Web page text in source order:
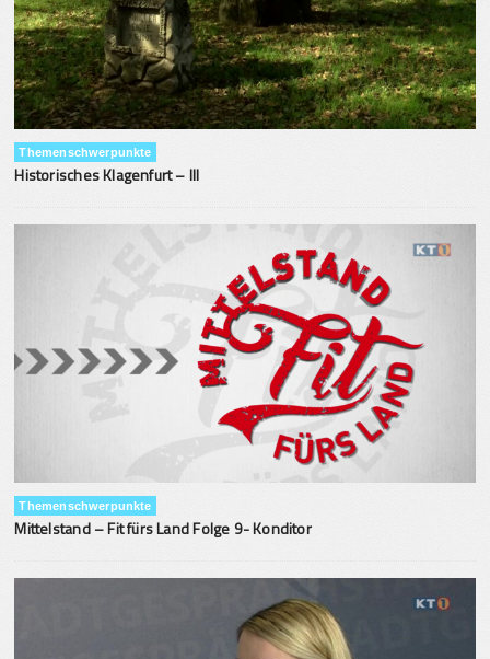
Themenschwerpunkte
Historisches Klagenfurt – III
Themenschwerpunkte
Mittelstand – Fit fürs Land Folge 9- Konditor